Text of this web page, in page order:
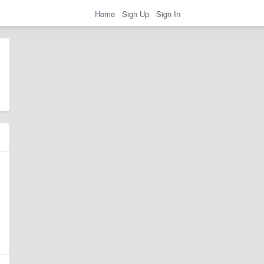
Home Sign Up Sign In